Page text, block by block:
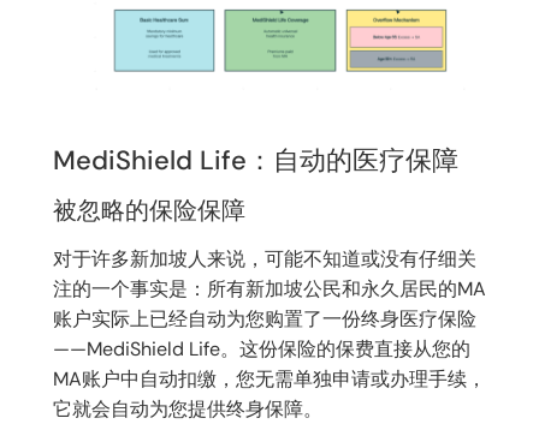
MediShield Life：自动的医疗保障
被忽略的保险保障
对于许多新加坡人来说，可能不知道或没有仔细关
注的一个事实是：所有新加坡公民和永久居民的MA
账户实际上已经自动为您购置了一份终身医疗保险
——MediShield Life。这份保险的保费直接从您的
MA账户中自动扣缴，您无需单独申请或办理手续，
它就会自动为您提供终身保障。